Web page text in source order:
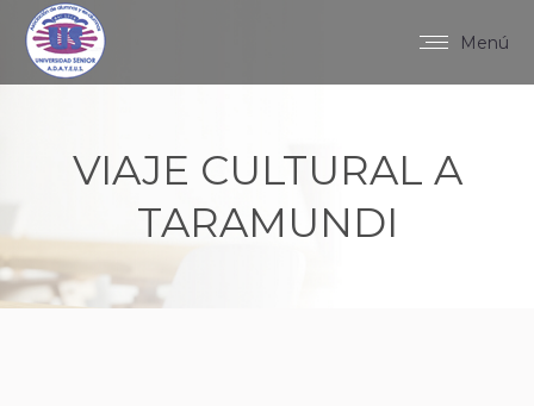
Menú
VIAJE CULTURAL A
TARAMUNDI